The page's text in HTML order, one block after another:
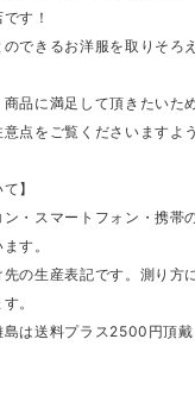
す！
できるお洋服を取りそろ
品に満足して頂きたいた
点をご覧くださいますよ
】
ン・スマートフォン・携帯
す。
先の生産表記です。測り
。
島は送料プラス2500円頂戴